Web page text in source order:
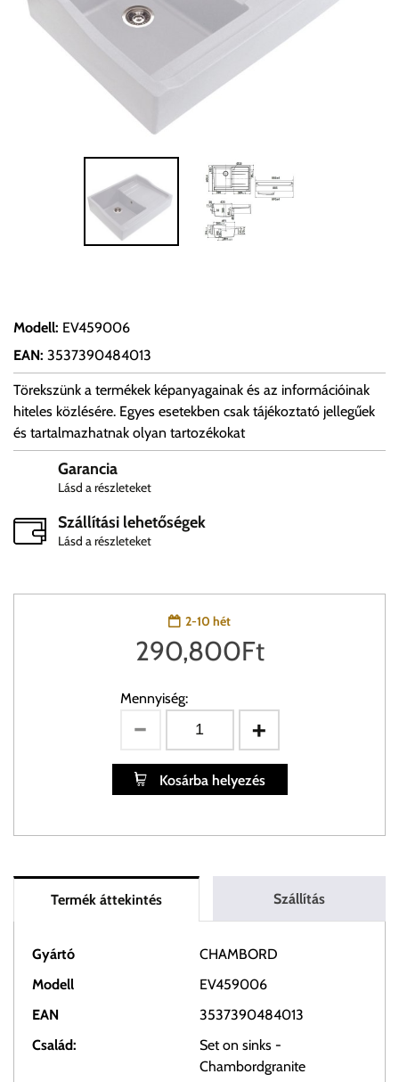
Modell: EV459006
EAN: 3537390484013
Törekszünk a termékek képanyagainak és az információinak
hiteles közlésére. Egyes esetekben csak tájékoztató jellegűek
és tartalmazhatnak olyan tartozékokat
Garancia
Lásd a részleteket
Szállítási lehetőségek
Lásd a részleteket
2-10 hét
290,800Ft
Mennyiség:
Kosárba helyezés
Termék áttekintés Szállítás
Gyártó
CHAMBORD
Modell
EV459006
EAN
3537390484013
Család:
Set on sinks -
Chambordgranite